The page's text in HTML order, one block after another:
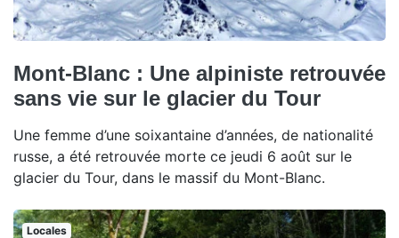
Mont-Blanc : Une alpiniste retrouvée
sans vie sur le glacier du Tour
Une femme d’une soixantaine d’années, de nationalité
russe, a été retrouvée morte ce jeudi 6 août sur le
glacier du Tour, dans le massif du Mont-Blanc.
Locales